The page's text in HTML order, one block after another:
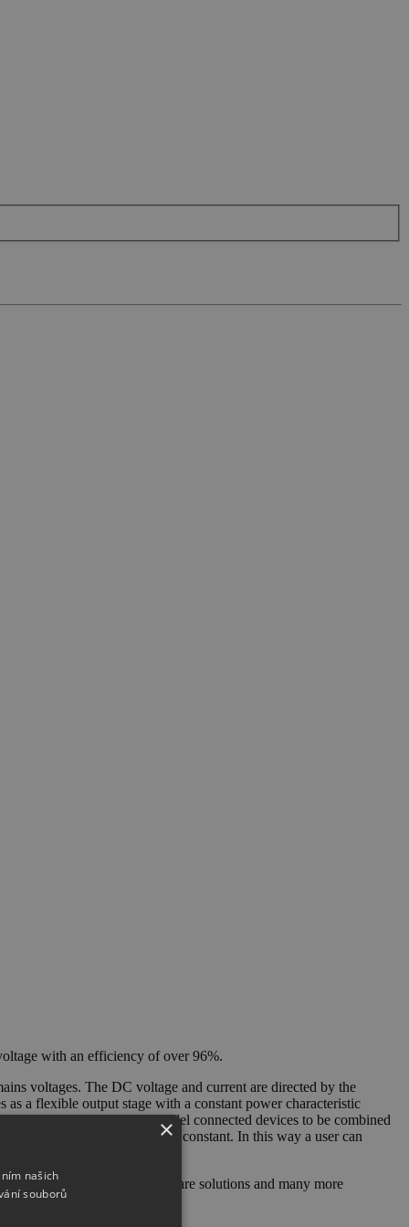
with an efficiency of over 96%.
voltages. The DC voltage and current are directed by the
a flexible output stage with a constant power characteristic
This enables up to 64 parallel connected devices to be combined
voltage class must remain constant. In this way a user can
interfaces and ports, software solutions and many more
×
našich
souborů